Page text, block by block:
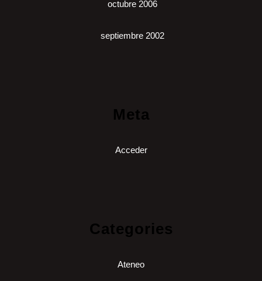
octubre 2006
septiembre 2002
Meta
Acceder
Categories
Ateneo